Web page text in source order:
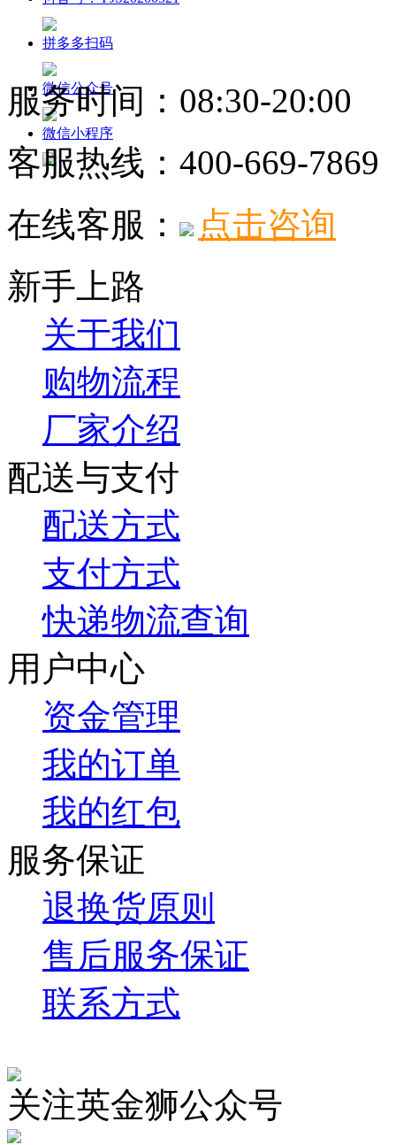
拼多多扫码
微信公众号
微信小程序
服务时间：08:30-20:00
客服热线： 400-669-7869
在线客服：
点击咨询
新手上路
关于我们
购物流程
厂家介绍
配送与支付
配送方式
支付方式
快递物流查询
用户中心
资金管理
我的订单
我的红包
服务保证
退换货原则
售后服务保证
联系方式
关注英金狮公众号